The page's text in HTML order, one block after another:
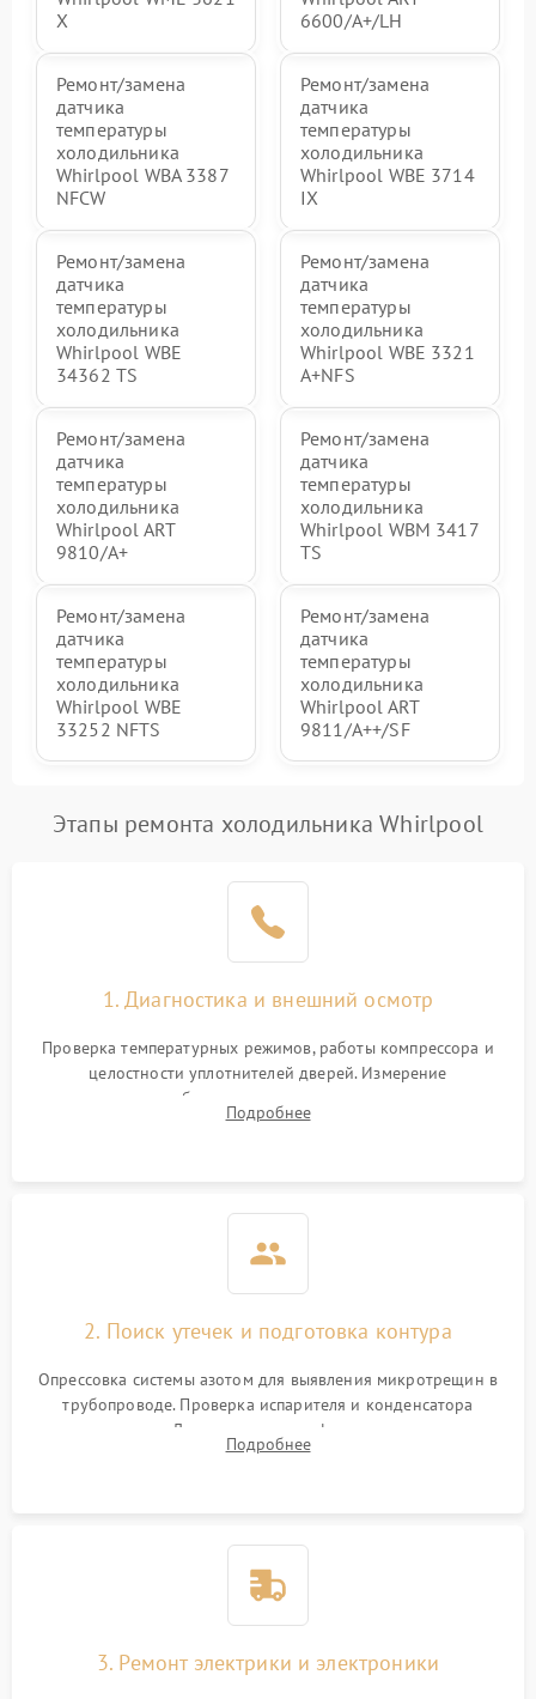
X
6600/A+/LH
Ремонт/замена
датчика
температуры
холодильника
Whirlpool WBA 3387
NFCW
Ремонт/замена
датчика
температуры
холодильника
Whirlpool WBE 3714
IX
Ремонт/замена
датчика
температуры
холодильника
Whirlpool WBE
34362 TS
Ремонт/замена
датчика
температуры
холодильника
Whirlpool WBE 3321
A+NFS
Ремонт/замена
датчика
температуры
холодильника
Whirlpool ART
9810/A+
Ремонт/замена
датчика
температуры
холодильника
Whirlpool WBM 3417
TS
Ремонт/замена
датчика
температуры
холодильника
Whirlpool WBE
33252 NFTS
Ремонт/замена
датчика
температуры
холодильника
Whirlpool ART
9811/A++/SF
Этапы ремонта холодильника Whirlpool
1. Диагностика и внешний осмотр
Проверка температурных режимов, работы компрессора и
целостности уплотнителей дверей. Измерение
сопротивления обмоток мотора, проверка термостата и
считывание кодов ошибок с электронного дисплея.
Подробнее
2. Поиск утечек и подготовка контура
Опрессовка системы азотом для выявления микротрещин в
трубопроводе. Проверка испарителя и конденсатора
течеискателем. Демонтаж старого фильтра-осушителя и
продувка капиллярной трубки для устранения засоров.
Подробнее
3. Ремонт электрики и электроники